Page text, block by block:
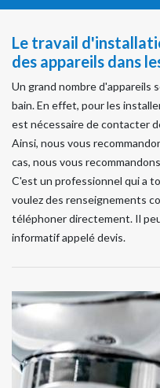
Le travail
des appareils dans
Un grand nombre d'appareils
bain. En effet, pour les
est nécessaire de contacter
Ainsi, nous vous
cas, nous vous
C'est un professionnel qui a
voulez des renseignements
téléphoner directement. Il
informatif appelé devis.